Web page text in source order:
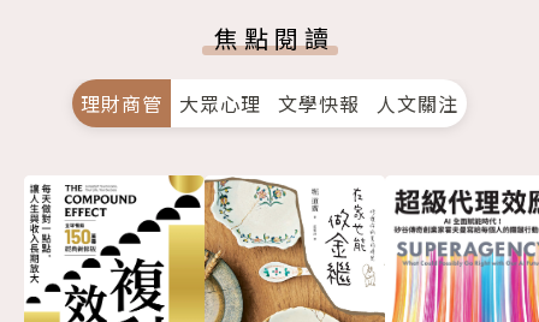
焦點閱讀
理財商管 大眾心理 文學快報 人文關注